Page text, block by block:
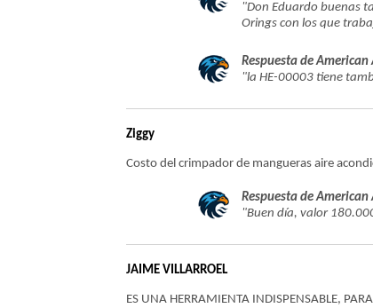
"Don Eduardo buenas
Orings con los que
Respuesta de American
"la HE-00003 tiene
Ziggy
Costo del crimpador de mangueras aire
Respuesta de American
"Buen día, valor
JAIME VILLARROEL
ES UNA HERRAMIENTA INDISPENSABLE,